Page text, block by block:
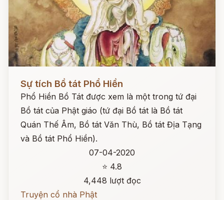
Sự tích Bồ tát Phổ Hiền
Phổ Hiền Bồ Tát được xem là một trong tứ đại
Bồ tát của Phật giáo (tứ đại Bồ tát là Bồ tát
Quán Thế Âm, Bồ tát Văn Thù, Bồ tát Địa Tạng
và Bồ tát Phổ Hiền).
07-04-2020
⭐ 4.8
4,448 lượt đọc
Truyện cổ nhà Phật